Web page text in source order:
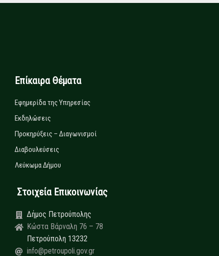
Επίκαιρα Θέματα
Εφημερίδα της Υπηρεσίας
Εκδηλώσεις
Προκηρύξεις – Διαγωνισμοί
Διαβουλεύσεις
Λεύκωμα Δήμου
Στοιχεία Επικοινωνίας
Δήμος Πετρούπολης
Κώστα Βάρναλη 76 – 78
Πετρούπολη 13232
info@petroupoli.gov.gr